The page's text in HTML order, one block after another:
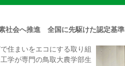
社会へ推進 全国に先駆けた認定基準
住まいをエコにする取り組
学が専門の鳥取大農学部生